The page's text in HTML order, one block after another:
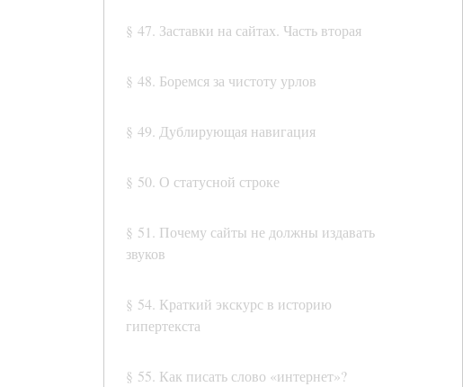
§ 47. Заставки на сайтах. Часть вторая
§ 48. Боремся за чистоту урлов
§ 49. Дублирующая навигация
§ 50. О статусной строке
§ 51. Почему сайты не должны издавать
звуков
§ 54. Краткий экскурс в историю
гипертекста
§ 55. Как писать слово «интернет»?